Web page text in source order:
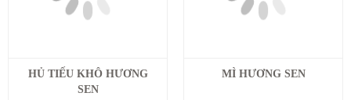
HỦ TIẾU KHÔ HƯƠNG
SEN
MÌ HƯƠNG SEN